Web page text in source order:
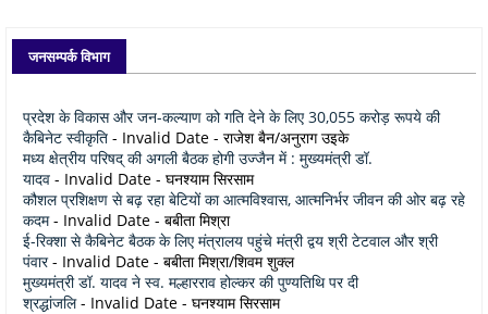
जनसम्पर्क विभाग
प्रदेश के विकास और जन-कल्याण को गति देने के लिए 30,055 करोड़ रूपये की
कैबिनेट स्वीकृति - Invalid Date - राजेश बैन/अनुराग उइके
मध्य क्षेत्रीय परिषद् की अगली बैठक होगी उज्जैन में : मुख्यमंत्री डॉ.
यादव - Invalid Date - घनश्याम सिरसाम
कौशल प्रशिक्षण से बढ़ रहा बेटियों का आत्मविश्वास, आत्मनिर्भर जीवन की ओर बढ़ रहे
कदम- Invalid Date - बबीता मिश्रा
ई-रिक्शा से कैबिनेट बैठक के लिए मंत्रालय पहुंचे मंत्री द्वय श्री टेटवाल और श्री
पंवार- Invalid Date - बबीता मिश्रा/शिवम शुक्ल
मुख्यमंत्री डॉ. यादव ने स्व. मल्हारराव होल्कर की पुण्यतिथि पर दी
श्रद्धांजलि- Invalid Date - घनश्याम सिरसाम